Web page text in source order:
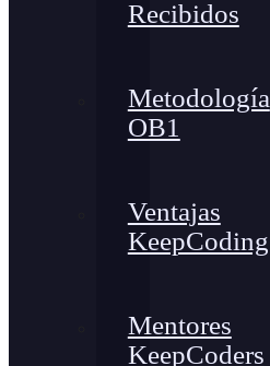
Recibidos
Metodología
OB1
Ventajas
KeepCoding
Mentores
KeepCoders